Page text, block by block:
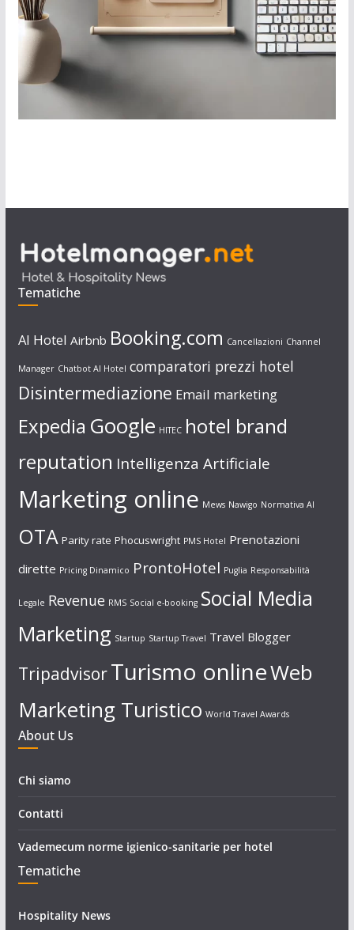
Tematiche
AI Hotel Airbnb Booking.com Cancellazioni Channel
Manager Chatbot AI Hotel comparatori prezzi hotel
Disintermediazione Email marketing
Expedia Google HITEC hotel brand
reputation Intelligenza Artificiale
Marketing online Mews Nawigo Normativa AI
OTA Parity rate Phocuswright PMS Hotel Prenotazioni
dirette Pricing Dinamico ProntoHotel Puglia Responsabilità
Legale Revenue RMS Social e-booking Social Media
Marketing Startup Startup Travel Travel Blogger
TripadvisorTurismo onlineWeb
Marketing Turistico World Travel Awards
About Us
Chi siamo
Contatti
Vademecum norme igienico-sanitarie per hotel
Tematiche
Hospitality News